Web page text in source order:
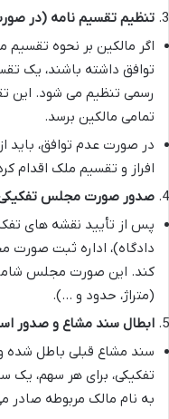
تنظیم تقسیم نامه (در
اگر مالکین بر نحوه
توافق داشته باشند، یک
رسمی تنظیم می شود. این
تمامی مالکین برسد.
در صورت عدم توافق، باید
افراز و تقسیم ملک اقدام
صدور صورت مجلس
پس از تأیید نقشه های
دادگاه)، اداره ثبت
کند. این صورت مجلس
(متراژ، حدود و …).
ابطال سند مشاع و صدور
سند مشاع قبلی باطل
تفکیکی، برای هر سهم،
به نام مالک مربوطه صادر